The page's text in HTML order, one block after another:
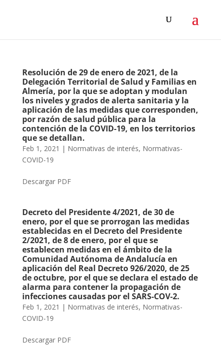
Resolución de 29 de enero de 2021, de la
Delegación Territorial de Salud y Familias en
Almería, por la que se adoptan y modulan
los niveles y grados de alerta sanitaria y la
aplicación de las medidas que corresponden,
por razón de salud pública para la
contención de la COVID-19, en los territorios
que se detallan.
Feb 1, 2021 | Normativas de interés, Normativas-
COVID-19
Descargar PDF
Decreto del Presidente 4/2021, de 30 de
enero, por el que se prorrogan las medidas
establecidas en el Decreto del Presidente
2/2021, de 8 de enero, por el que se
establecen medidas en el ámbito de la
Comunidad Autónoma de Andalucía en
aplicación del Real Decreto 926/2020, de 25
de octubre, por el que se declara el estado de
alarma para contener la propagación de
infecciones causadas por el SARS-COV-2.
Feb 1, 2021 | Normativas de interés, Normativas-
COVID-19
Descargar PDF